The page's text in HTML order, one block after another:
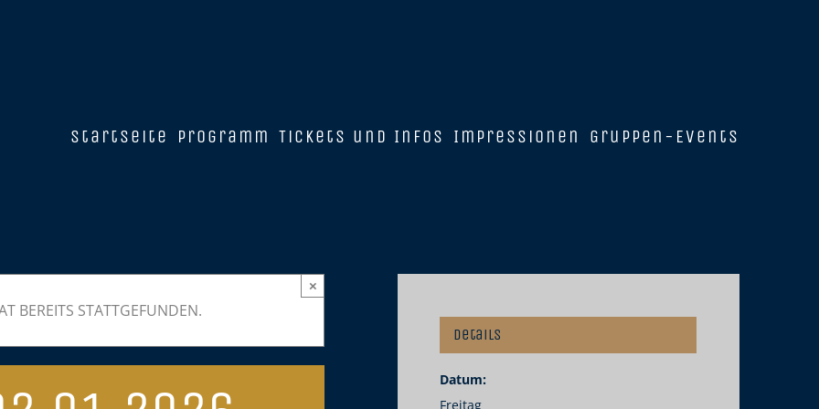
Startseite Programm Tickets und Infos Impressionen Gruppen-Events
BEREITS STATTGEFUNDEN.
×
Details
Datum:
Freitag